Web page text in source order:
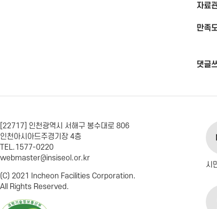
자료
만족
댓글
[22717] 인천광역시 서해구 봉수대로 806
인천아시아드주경기장 4층
TEL.1577-0220
webmaster@insiseol.or.kr
(C) 2021 Incheon Facilities Corporation.
All Rights Reserved.
시